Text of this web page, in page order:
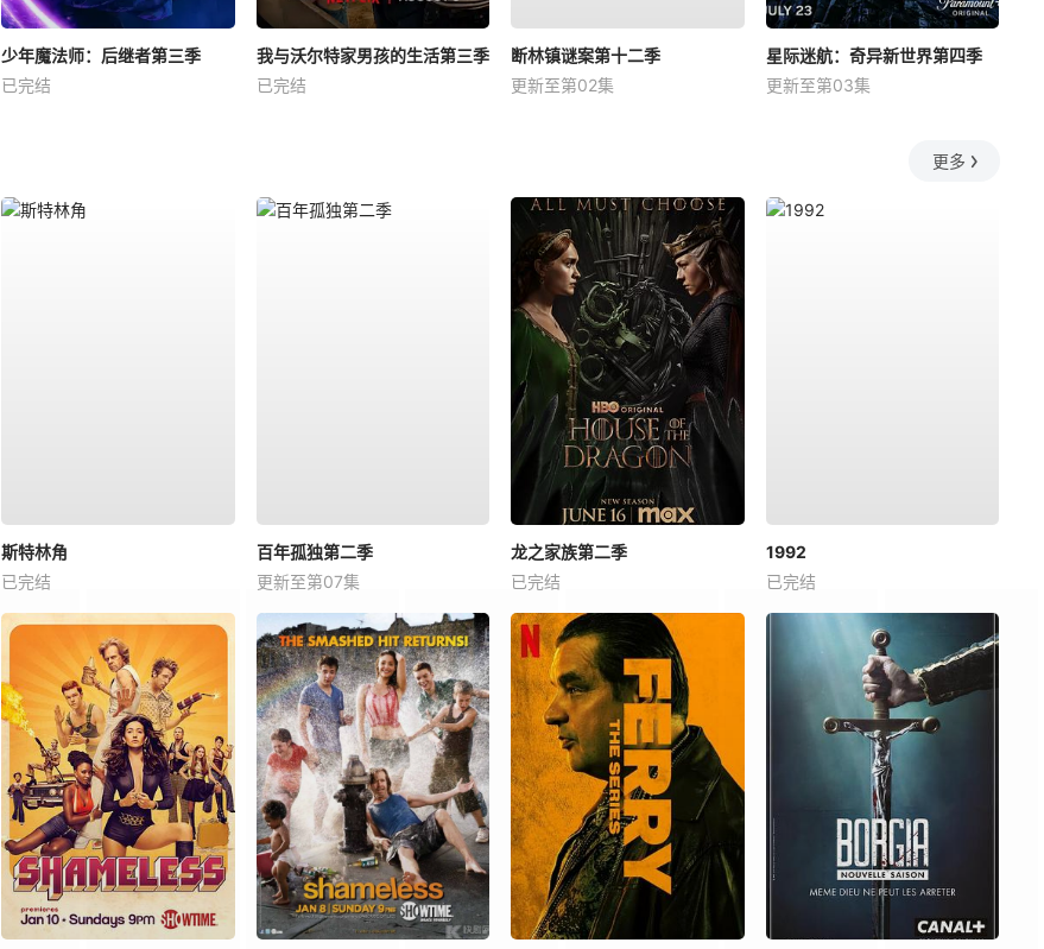
少年魔法师：后继者第三季
已完结
我与沃尔特家男孩的生活第三季
已完结
断林镇谜案第十二季
更新至第02集
星际迷航：奇异新世界第四季
更新至第03集
更多
斯特林角
已完结
百年孤独第二季
更新至第07集
龙之家族第二季
已完结
1992
已完结